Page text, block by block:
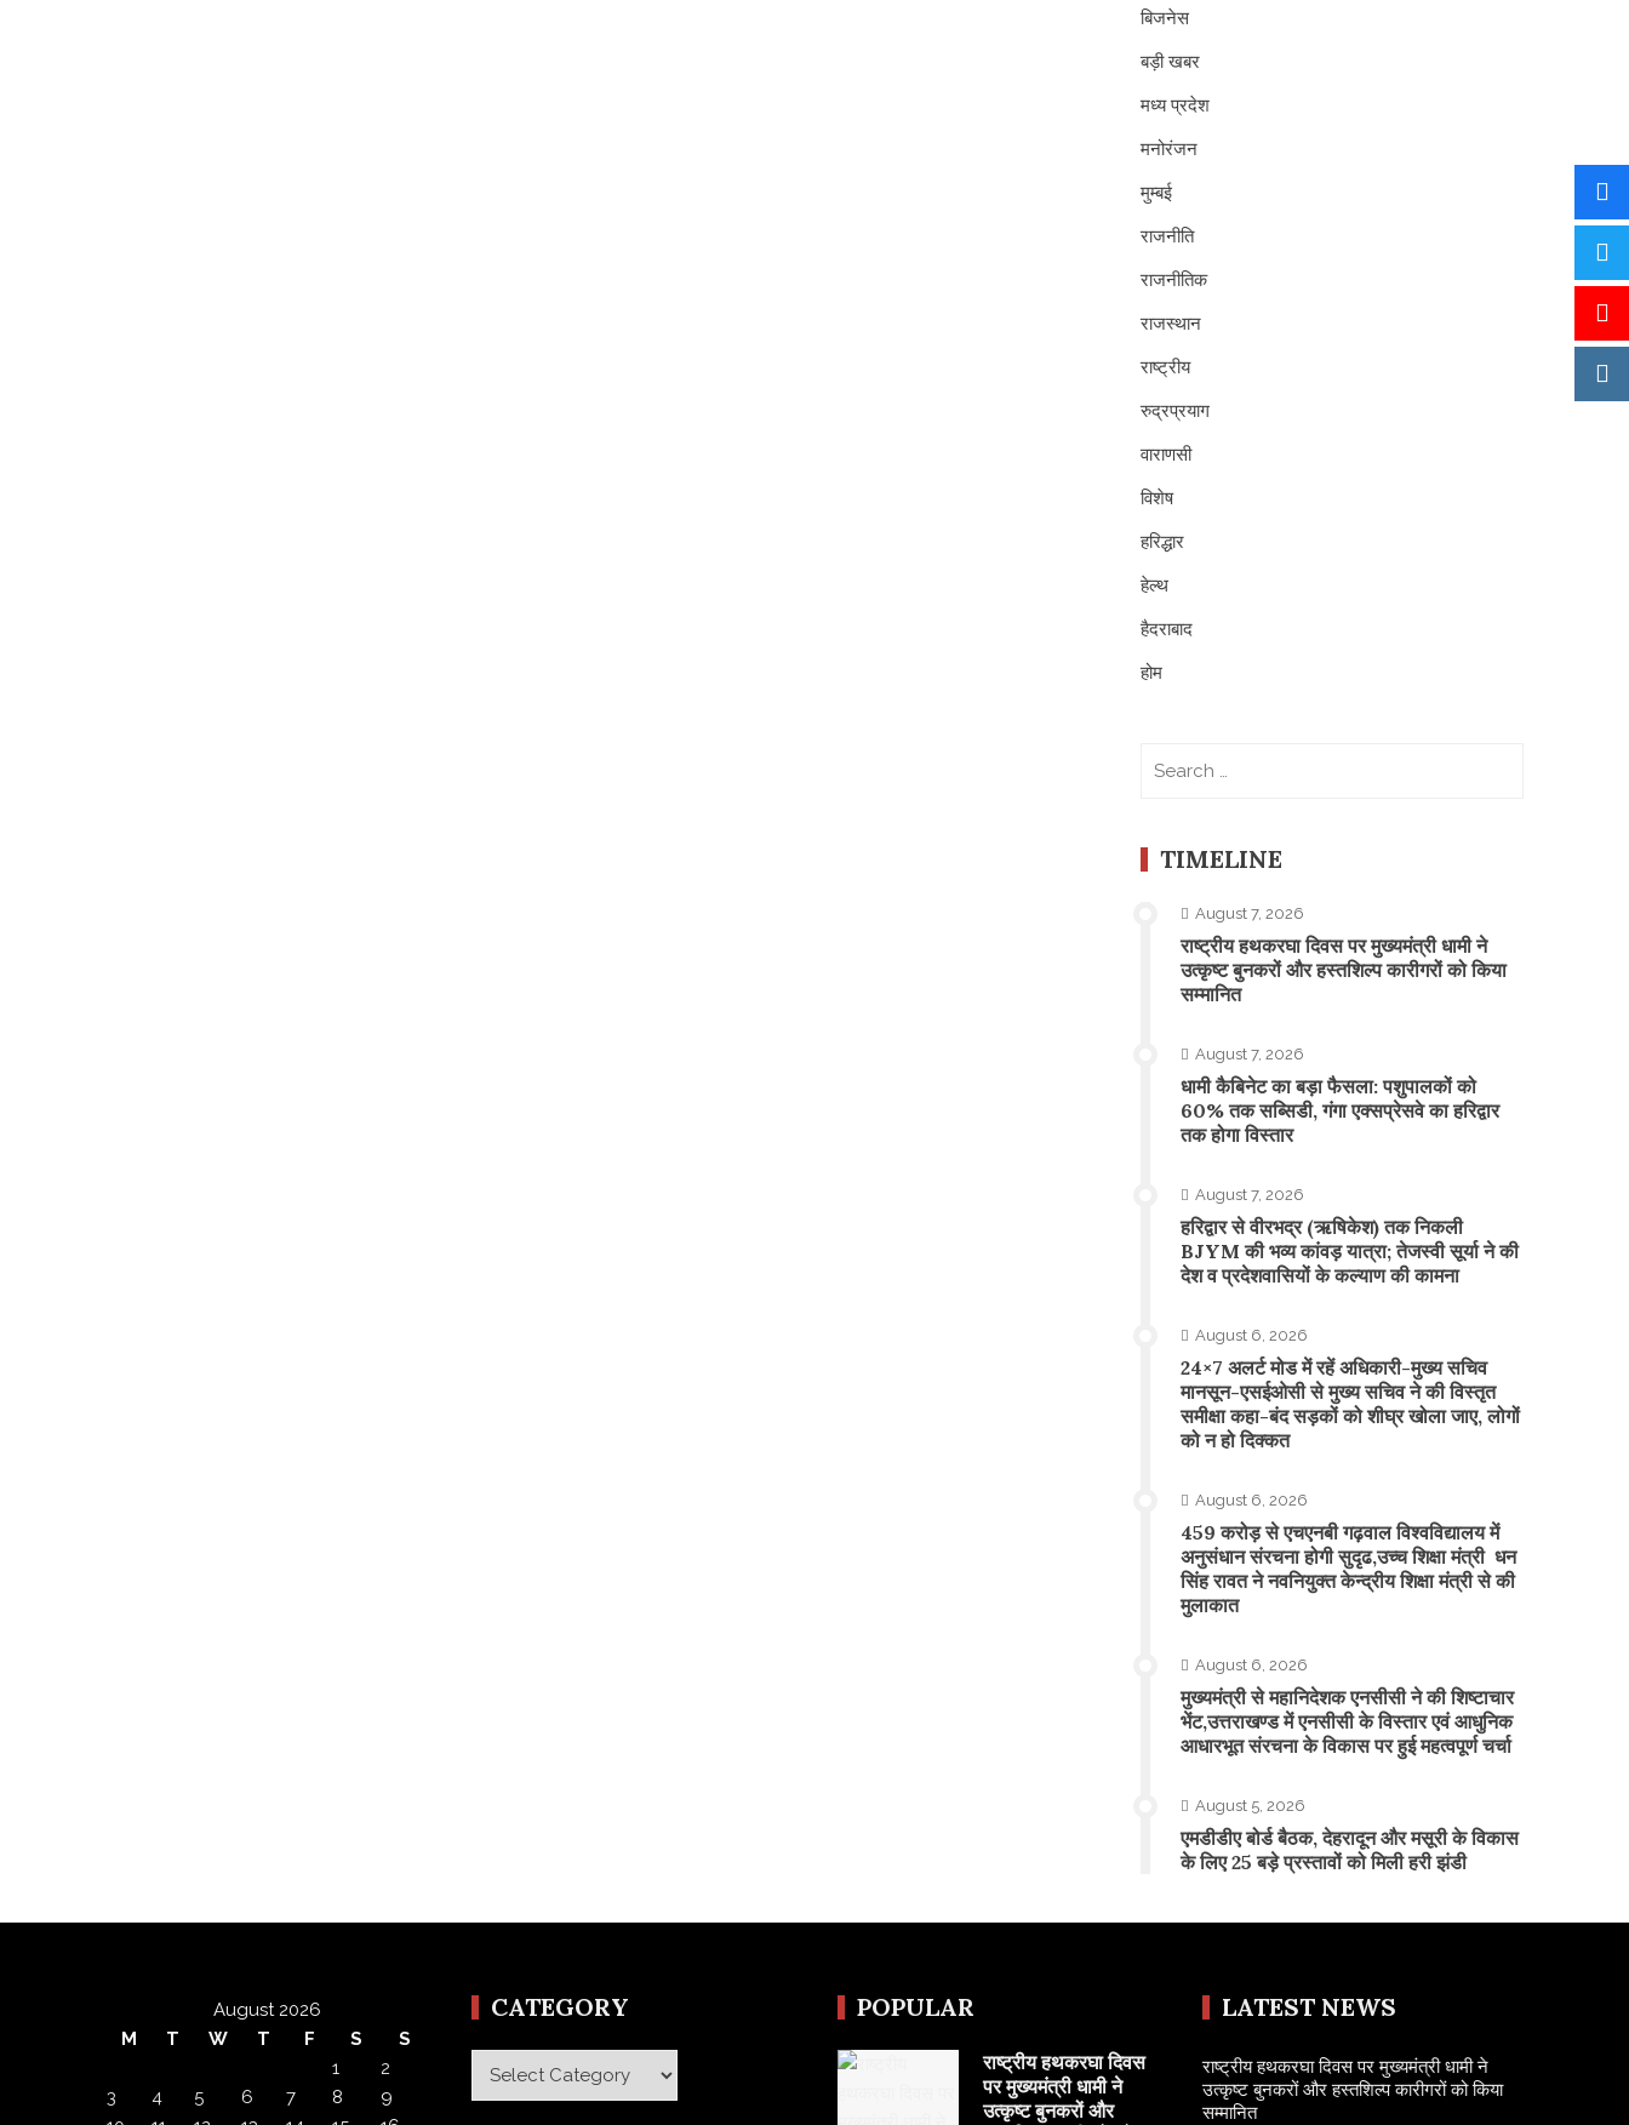
बिजनेस
बड़ी खबर
मध्य प्रदेश
मनोरंजन
मुम्बई
राजनीति
राजनीतिक
राजस्थान
राष्ट्रीय
रुद्रप्रयाग
वाराणसी
विशेष
हरिद्धार
हेल्थ
हैदराबाद
होम
TIMELINE
August 7, 2026
राष्ट्रीय हथकरघा दिवस पर मुख्यमंत्री धामी ने
उत्कृष्ट बुनकरों और हस्तशिल्प कारीगरों को किया
सम्मानित
August 7, 2026
​धामी कैबिनेट का बड़ा फैसला: पशुपालकों को
60% तक सब्सिडी, गंगा एक्सप्रेसवे का हरिद्वार
तक होगा विस्तार
August 7, 2026
​हरिद्वार से वीरभद्र (ऋषिकेश) तक निकली
BJYM की भव्य कांवड़ यात्रा; तेजस्वी सूर्या ने की
देश व प्रदेशवासियों के कल्याण की कामना
August 6, 2026
24×7 अलर्ट मोड में रहें अधिकारी-मुख्य सचिव
मानसून-एसईओसी से मुख्य सचिव ने की विस्तृत
समीक्षा कहा-बंद सड़कों को शीघ्र खोला जाए, लोगों
को न हो दिक्कत
August 6, 2026
459 करोड़ से एचएनबी गढ़वाल विश्वविद्यालय में
अनुसंधान संरचना होगी सुदृढ,उच्च शिक्षा मंत्री धन
सिंह रावत ने नवनियुक्त केन्द्रीय शिक्षा मंत्री से की
मुलाकात
August 6, 2026
मुख्यमंत्री से महानिदेशक एनसीसी ने की शिष्टाचार
भेंट,उत्तराखण्ड में एनसीसी के विस्तार एवं आधुनिक
आधारभूत संरचना के विकास पर हुई महत्वपूर्ण चर्चा
August 5, 2026
एमडीडीए बोर्ड बैठक, देहरादून और मसूरी के विकास
के लिए 25 बड़े प्रस्तावों को मिली हरी झंडी
August 2026
M
T W T F S
S
1
2
3
4 5 6 7 8
9
CATEGORY
Category
POPULAR
राष्ट्रीय हथकरघा दिवस
पर मुख्यमंत्री धामी ने
उत्कृष्ट बुनकरों और
LATEST NEWS
राष्ट्रीय हथकरघा दिवस पर मुख्यमंत्री धामी ने
उत्कृष्ट बुनकरों और हस्तशिल्प कारीगरों को किया
सम्मानित